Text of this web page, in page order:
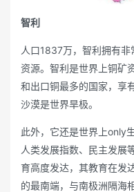
智利
人口1837万，智利拥有
资源。智利是世界上铜矿
和出口铜最多的国家，享
沙漠是世界旱极。
此外，它还是世界上only
人类发展指数、民主发展
育高度发达，其教育在发
的最南端，与南极洲隔海